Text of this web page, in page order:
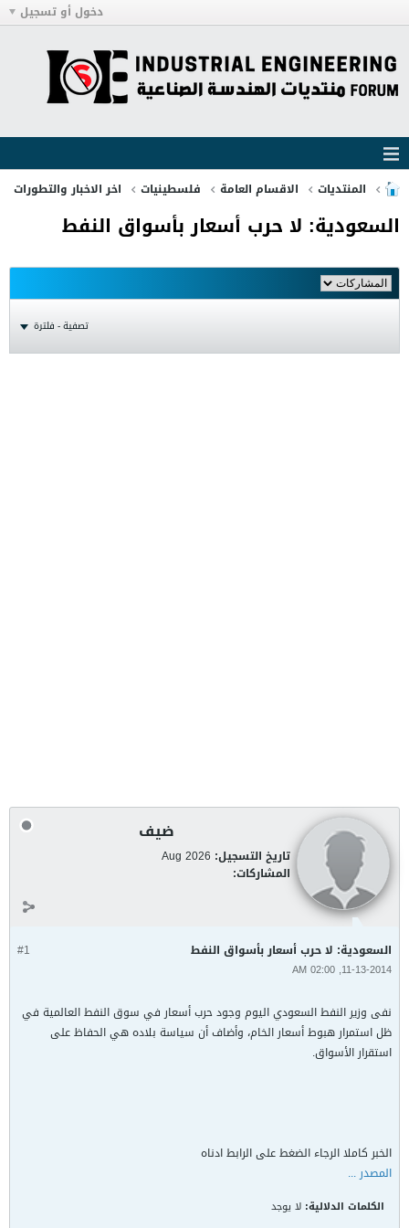
دخول أو تسجيل
المنتديات الاقسام العامة فلسطينيات اخر الاخبار والتطورات
السعودية: لا حرب أسعار بأسواق النفط
تصفية - فلترة
ضيف
تاريخ التسجيل: Aug 2026
المشاركات:
#1 السعودية: لا حرب أسعار بأسواق النفط
11-13-2014, 02:00 AM
نفى وزير النفط السعودي اليوم وجود حرب أسعار في سوق النفط العالمية في
ظل استمرار هبوط أسعار الخام، وأضاف أن سياسة بلاده هي الحفاظ على
استقرار الأسواق.
الخبر كاملا الرجاء الضغط على الرابط ادناه
المصدر ...
الكلمات الدلالية: لا يوجد